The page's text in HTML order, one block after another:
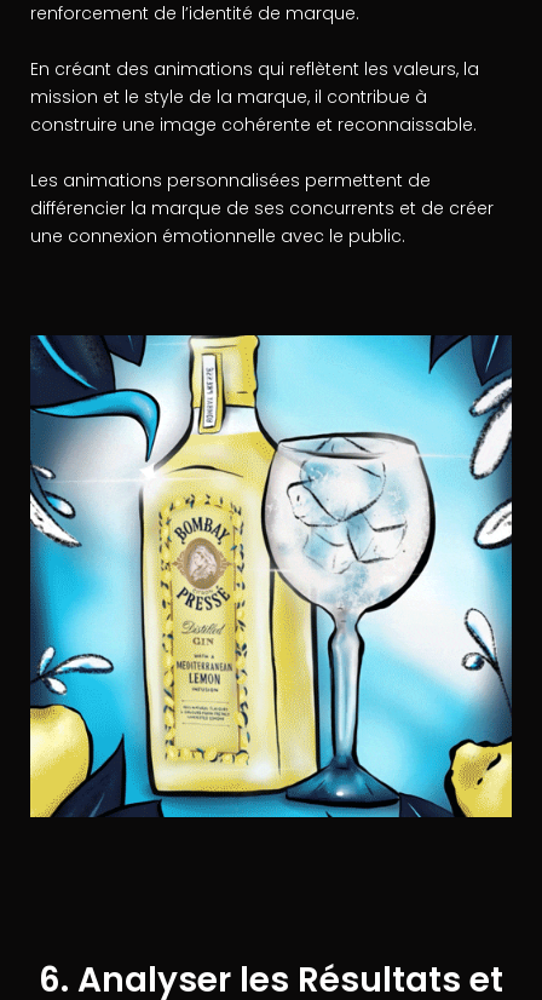
renforcement de l’identité de marque.
En créant des animations qui reflètent les valeurs, la
mission et le style de la marque, il contribue à
construire une image cohérente et reconnaissable.
Les animations personnalisées permettent de
différencier la marque de ses concurrents et de créer
une connexion émotionnelle avec le public.
6. Analyser les Résultats et